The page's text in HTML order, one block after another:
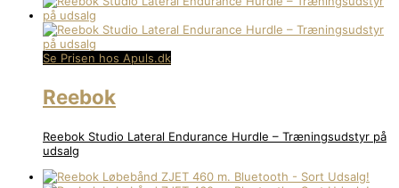
Se Prisen hos Apuls.dk
Reebok
Reebok Studio Lateral Endurance Hurdle – Træningsudstyr på
udsalg